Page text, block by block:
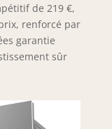
de 219 €,
renforcé par
garantie
sûr